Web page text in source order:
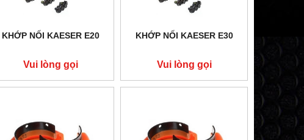
KHỚP NỐI KAESER E20
Vui lòng gọi
KHỚP NỐI KAESER E30
Vui lòng gọi